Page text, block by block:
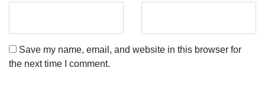
Save my name, email, and website in this browser for
the next time I comment.